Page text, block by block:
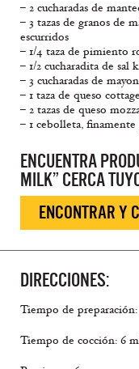
– 2 cucharadas de
– 3 tazas de granos de
escurridos
– 1/4 taza de pimiento
– 1/2 cucharadita de
– 3 cucharadas de
– 1 taza de queso
– 2 tazas de queso
– 1 cebolleta, finamente
ENCUENTRA
MILK” CERCA
ENCONTRAR Y
DIRECCIONES:
Tiempo de
Tiempo de cocción: 6